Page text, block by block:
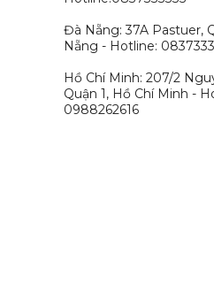
Đà Nẵng: 37A Pastuer,
Nẵng - Hotline:
Hồ Chí Minh: 207/2
Quận 1, Hồ Chí Minh -
0988262616